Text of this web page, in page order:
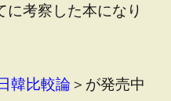
考察した本になり
韓比較論 ＞が発売中